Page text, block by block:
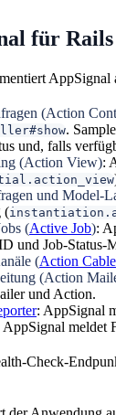
für
AppSignal
(Action
.
und, falls
(Action View):
und Model-
(
(Active Job):
und Job-Status-
(Action Cable
(Action
und Action.
: AppSignal
AppSignal meldet
Check-